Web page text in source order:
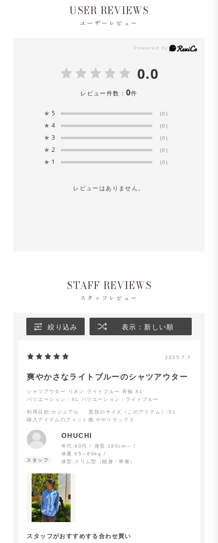
USER REVIEWS
ユーザーレビュー
0.0
レビュー件数： 0件
★ 5 (0)
★ 4 (0)
★ 3 (0)
★ 2 (0)
★ 1 (0)
レビューはありません。
STAFF REVIEWS
スタッフレビュー
絞り込み 表示：新しい順
2025.7.7
爽やかさなライトブルーのシャツアウター
シャツアウター リネン ライトブルー 長袖 XL
バリエーション：XL
バリエーション：ライトブルー
利用目的 :カジュアル 普段のサイズ（このアイテム） :XL
購入アイテムのフィット感:ややリラックス
OHUCHI
年代:40代 身長: 180cm～
体重:65～69kg
体型: スリム型（細身・華奢）
スタッフがおすすめする合わせ買い